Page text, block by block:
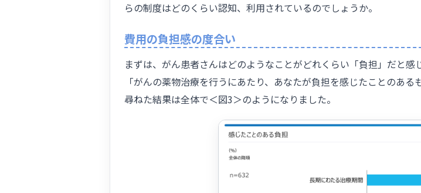
らの制度はどのくらい認知、利用されているのでしょうか。
費用の負担感の度合い
まずは、がん患者さんはどのようなことがどれくらい「負担」だと
「がんの薬物治療を行うにあたり、あなたが負担を感じたことのあ
尋ねた結果は全体で＜図3＞のようになりました。